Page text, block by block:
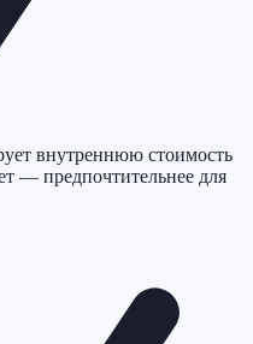
внутреннюю стоимость
— предпочтительнее для